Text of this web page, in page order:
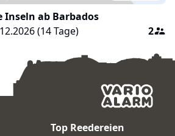
Inseln ab Barbados
(14Tage) 2
Top Reedereien